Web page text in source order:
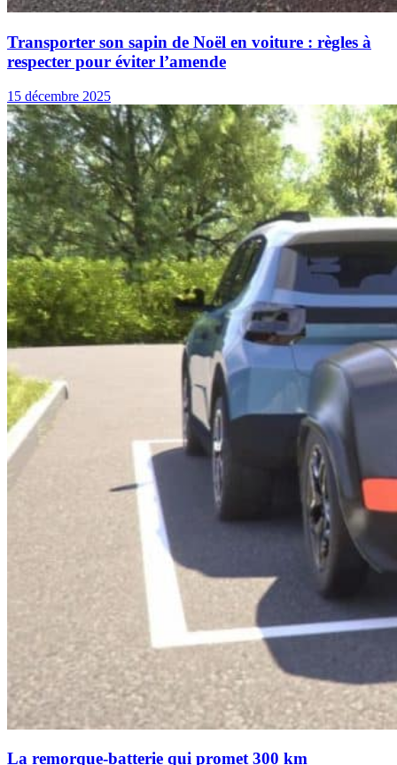
Transporter son sapin de Noël en voiture : règles à
respecter pour éviter l’amende
15 décembre 2025
La remorque-batterie qui promet 300 km